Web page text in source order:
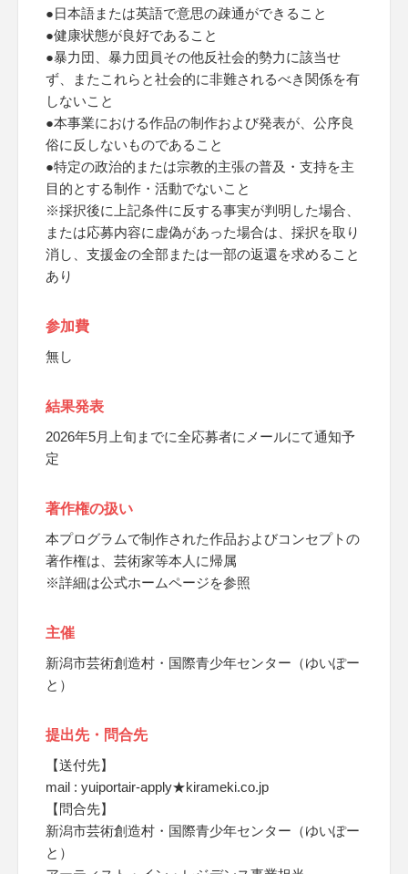
●日本語または英語で意思の疎通ができること
●健康状態が良好であること
●暴力団、暴力団員その他反社会的勢力に該当せ
ず、またこれらと社会的に非難されるべき関係を有
しないこと
●本事業における作品の制作および発表が、公序良
俗に反しないものであること
●特定の政治的または宗教的主張の普及・支持を主
目的とする制作・活動でないこと
※採択後に上記条件に反する事実が判明した場合、
または応募内容に虚偽があった場合は、採択を取り
消し、支援金の全部または一部の返還を求めること
あり
参加費
無し
結果発表
2026年5月上旬までに全応募者にメールにて通知予
定
著作権の扱い
本プログラムで制作された作品およびコンセプトの
著作権は、芸術家等本人に帰属
※詳細は公式ホームページを参照
主催
新潟市芸術創造村・国際青少年センター（ゆいぽー
と）
提出先・問合先
【送付先】
mail : yuiportair-apply★kirameki.co.jp
【問合先】
新潟市芸術創造村・国際青少年センター（ゆいぽー
と）